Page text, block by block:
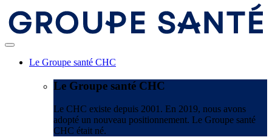
Le Groupe santé CHC
Le Groupe santé CHC
Le CHC existe depuis 2001. En 2019, nous avons
adopté un nouveau positionnement. Le Groupe santé
CHC était né.